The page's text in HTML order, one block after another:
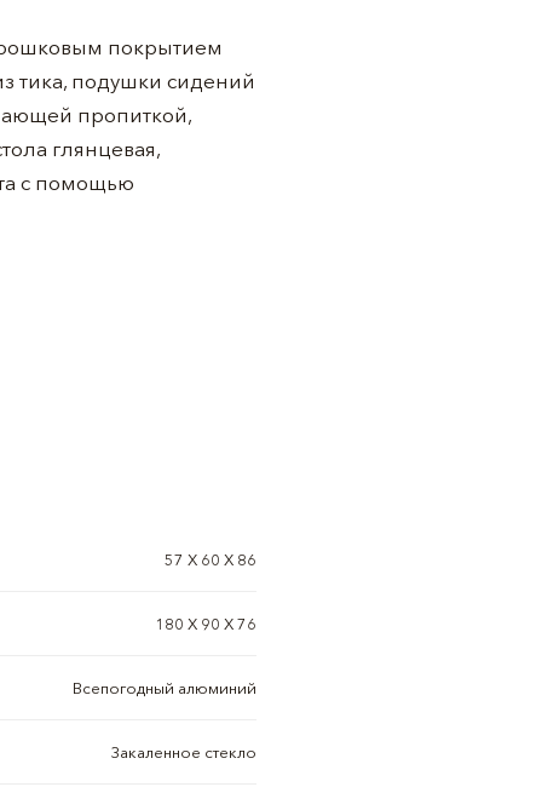
покрытием
тика, подушки сидений
пропиткой,
глянцевая,
с помощью
57 Х 60 Х 86
180 Х 90 Х 76
Всепогодный алюминий
Закаленное стекло